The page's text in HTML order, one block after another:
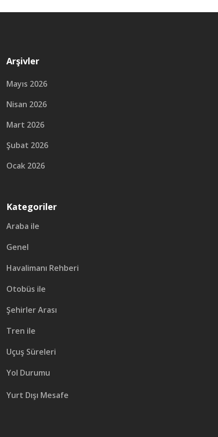
Arşivler
Mayıs 2026
Nisan 2026
Mart 2026
Şubat 2026
Ocak 2026
Kategoriler
Araba ile
Genel
Havalimanı Rehberi
Otobüs ile
Şehirler Arası
Tren ile
Uçuş Süreleri
Yol Durumu
Yurt Dışı Mesafe